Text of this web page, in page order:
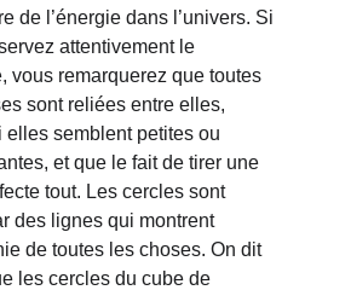
de l’énergie dans l’univers. Si
attentivement le
vous remarquerez que toutes
sont reliées entre elles,
elles semblent petites ou
et que le fait de tirer une
tout. Les cercles sont
des lignes qui montrent
de toutes les choses. On dit
les cercles du cube de